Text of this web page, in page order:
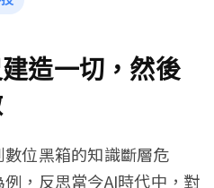
造一切，然後
位黑箱的知識斷層危
，反思當今AI時代中，對